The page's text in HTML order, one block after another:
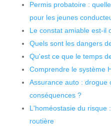
Permis probatoire :
pour les jeunes
Le constat amiable est-il
Quels sont les dangers
Qu'est ce que le temps
Comprendre le système
Assurance auto : drogue
conséquences ?
L'homéostasie du risque
routière